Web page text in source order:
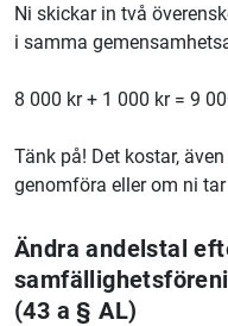
Ni skickar in två
i samma
8 000 kr + 1 000 kr = 9
Tänk på! Det kostar,
genomföra eller om ni
Ändra andelstal
(43 a § AL)